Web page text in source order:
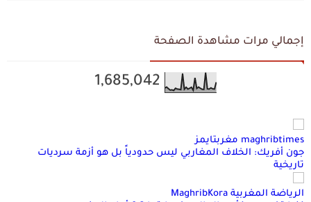
إجمالي مرات مشاهدة الصفحة
1,685,042
maghribtimes مغربتايمز
جون أفريك: الخلاف المغاربي ليس حدودياً بل هو أزمة سرديات
تاريخية
الرياضة المغربية MaghribKora